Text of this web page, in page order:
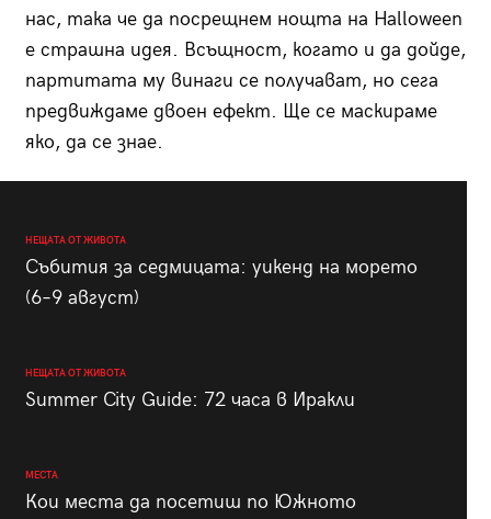
нас, така че да посрещнем нощта на Halloween
е страшна идея. Всъщност, когато и да дойде,
партитата му винаги се получават, но сега
предвиждаме двоен ефект. Ще се маскираме
яко, да се знае.
НЕЩАТА ОТ ЖИВОТА
Събития за седмицата: уикенд на морето
(6–9 август)
НЕЩАТА ОТ ЖИВОТА
Summer City Guide: 72 часа в Иракли
МЕСТА
Кои места да посетиш по Южното